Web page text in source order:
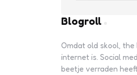
Blogroll
Omdat old skool, the
internet is. Social
beetje verraden